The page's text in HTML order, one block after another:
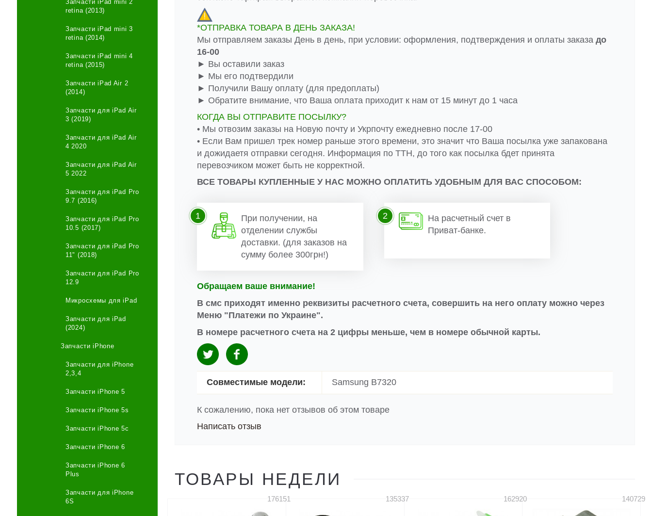
Запчасти iPad mini 2
retina (2013)
Запчасти iPad mini 3
retina (2014)
Запчасти iPad mini 4
retina (2015)
Запчасти iPad Air 2
(2014)
Запчасти для iPad Air
3 (2019)
Запчасти для iPad Air
4 2020
Запчасти для iPad Air
5 2022
Запчасти для iPad Pro
9.7 (2016)
Запчасти для iPad Pro
10.5 (2017)
Запчасти для iPad Pro
11" (2018)
Запчасти для iPad Pro
12.9
Микросхемы для iPad
Запчасти для iPad
(2024)
Запчасти iPhone
Запчасти для iPhone
2,3,4
Запчасти iPhone 5
Запчасти iPhone 5s
Запчасти iPhone 5c
Запчасти iPhone 6
Запчасти iPhone 6
Plus
Запчасти для iPhone
6S
*ОТПРАВКА ТОВАРА В ДЕНЬ ЗАКАЗА!
Мы отправляем заказы День в день, при условии: оформления, подтверждения и оплаты заказа до
16-00
► Вы оставили заказ
► Мы его подтвердили
► Получили Вашу оплату (для предоплаты)
► Обратите внимание, что Ваша оплата приходит к нам от 15 минут до 1 часа
КОГДА ВЫ ОТПРАВИТЕ ПОСЫЛКУ?
• Мы отвозим заказы на Новую почту и Укрпочту ежедневно после 17-00
• Если Вам пришел трек номер раньше этого времени, это значит что Ваша посылка уже запакована
и дожидаетя отправки сегодня. Информация по ТТН, до того как посылка бдет принята
перевозчиком может быть не корректной.
ВСЕ ТОВАРЫ КУПЛЕННЫЕ У НАС МОЖНО ОПЛАТИТЬ УДОБНЫМ ДЛЯ ВАС СПОСОБОМ:
При получении, на
отделении службы
доставки. (для заказов на
сумму более 300грн!)
1
На расчетный счет в
Приват-банке.
2
Обращаем ваше внимание!
В смс приходят именно реквизиты расчетного счета, совершить на него оплату можно через
Меню "Платежи по Украине".
В номере расчетного счета на 2 цифры меньше, чем в номере обычной карты.
Совместимые модели: Samsung B7320
К сожалению, пока нет отзывов об этом товаре
Написать отзыв
ТОВАРЫ НЕДЕЛИ
176151 135337 162920 140729